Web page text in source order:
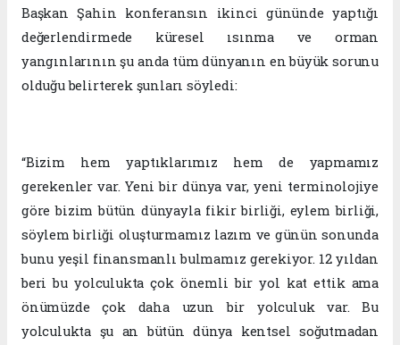
Başkan Şahin konferansın ikinci gününde yaptığı
değerlendirmede küresel ısınma ve orman
yangınlarının şu anda tüm dünyanın en büyük sorunu
olduğu belirterek şunları söyledi:
“Bizim hem yaptıklarımız hem de yapmamız
gerekenler var. Yeni bir dünya var, yeni terminolojiye
göre bizim bütün dünyayla fikir birliği, eylem birliği,
söylem birliği oluşturmamız lazım ve günün sonunda
bunu yeşil finansmanlı bulmamız gerekiyor. 12 yıldan
beri bu yolculukta çok önemli bir yol kat ettik ama
önümüzde çok daha uzun bir yolculuk var. Bu
yolculukta şu an bütün dünya kentsel soğutmadan